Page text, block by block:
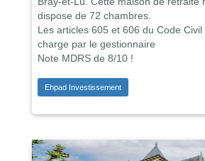
dispose de 72 chambres.
Les articles 605 et 606 du Code Civil
charge par le gestionnaire
Note MDRS de 8/10 !
Ehpad Investissement